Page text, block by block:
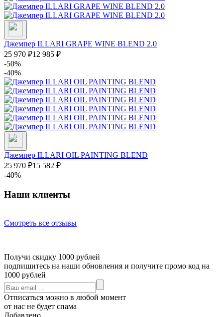
Джемпер ILLARI GRAPE WINE BLEND 2.0
25 970 ₽12 985 ₽
-50%
-40%
Джемпер ILLARI OIL PAINTING BLEND
25 970 ₽15 582 ₽
-40%
Наши клиенты
Смотреть все отзывы
Получи скидку 1000 рублей
подпишитесь на наши обновления и получите промо код на
1000 рублей
Отписаться можно в любой момент
от нас не будет спама
Добавлено